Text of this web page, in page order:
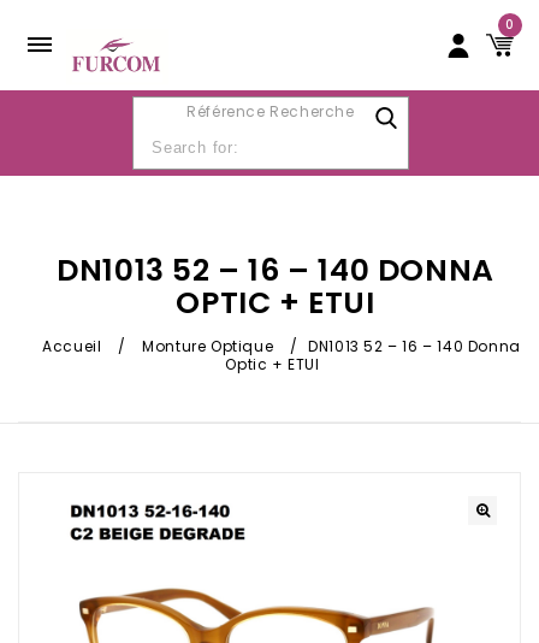
0
Référence Recherche
DN1013 52 – 16 – 140 DONNA
OPTIC + ETUI
Accueil / Monture Optique / DN1013 52 – 16 – 140 Donna
Optic + ETUI